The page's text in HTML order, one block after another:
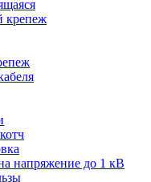
крепеж
напряжение до 1 кВ